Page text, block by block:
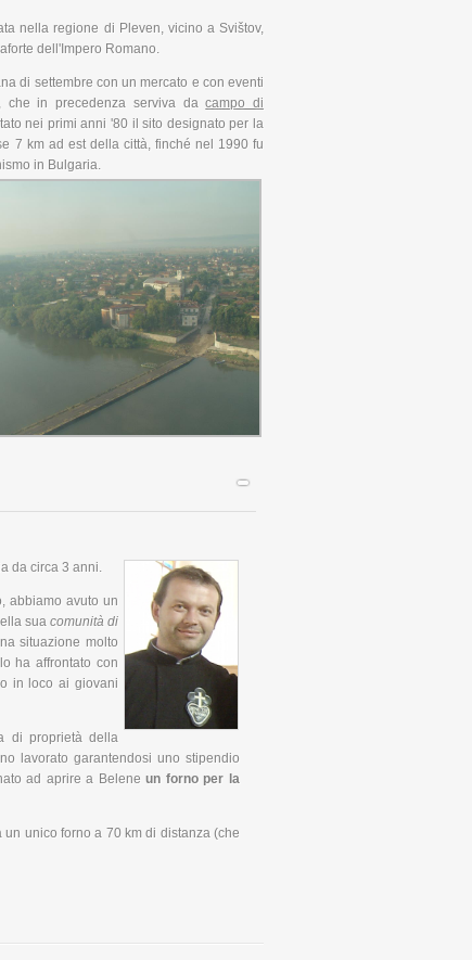
nella regione di Pleven, vicino a Svištov,
dell'Impero Romano.
di settembre con un mercato e con eventi
che in precedenza serviva dacampo di
nei primi anni '80 il sito designato per la
7 km ad est della città, finché nel 1990 fu
in Bulgaria.
da circa 3 anni.
abbiamo avuto un
sua comunità di
situazione molto
ha affrontato con
in loco ai giovani
di proprietà della
lavorato garantendosi uno stipendio
ad aprire a Beleneun forno per la
unico forno a 70 km di distanza (che